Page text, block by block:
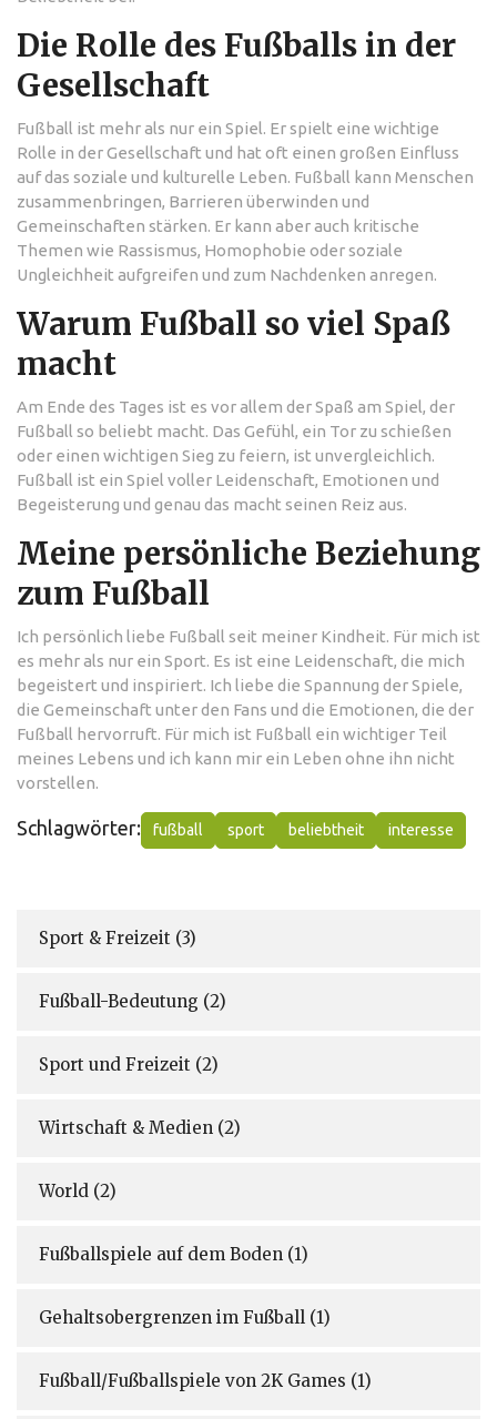
Die Rolle des Fußballs in der
Gesellschaft
Fußball ist mehr als nur ein Spiel. Er spielt eine wichtige
Rolle in der Gesellschaft und hat oft einen großen Einfluss
auf das soziale und kulturelle Leben. Fußball kann Menschen
zusammenbringen, Barrieren überwinden und
Gemeinschaften stärken. Er kann aber auch kritische
Themen wie Rassismus, Homophobie oder soziale
Ungleichheit aufgreifen und zum Nachdenken anregen.
Warum Fußball so viel Spaß
macht
Am Ende des Tages ist es vor allem der Spaß am Spiel, der
Fußball so beliebt macht. Das Gefühl, ein Tor zu schießen
oder einen wichtigen Sieg zu feiern, ist unvergleichlich.
Fußball ist ein Spiel voller Leidenschaft, Emotionen und
Begeisterung und genau das macht seinen Reiz aus.
Meine persönliche Beziehung
zum Fußball
Ich persönlich liebe Fußball seit meiner Kindheit. Für mich ist
es mehr als nur ein Sport. Es ist eine Leidenschaft, die mich
begeistert und inspiriert. Ich liebe die Spannung der Spiele,
die Gemeinschaft unter den Fans und die Emotionen, die der
Fußball hervorruft. Für mich ist Fußball ein wichtiger Teil
meines Lebens und ich kann mir ein Leben ohne ihn nicht
vorstellen.
Schlagwörter: fußball sport beliebtheit interesse
Sport & Freizeit (3)
Fußball-Bedeutung (2)
Sport und Freizeit (2)
Wirtschaft & Medien (2)
World (2)
Fußballspiele auf dem Boden (1)
Gehaltsobergrenzen im Fußball (1)
Fußball/Fußballspiele von 2K Games (1)